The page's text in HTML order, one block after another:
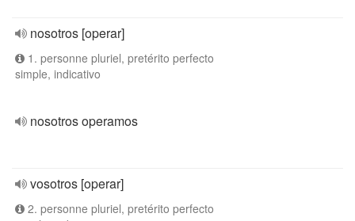
nosotros [operar]
1. personne pluriel, pretérito perfecto
simple, indicativo
nosotros operamos
vosotros [operar]
2. personne pluriel, pretérito perfecto